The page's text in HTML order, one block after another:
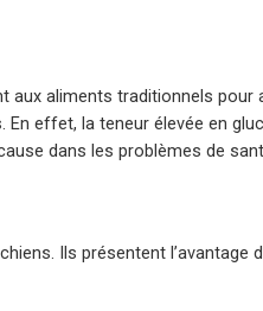
aliments traditionnels pour
effet, la teneur élevée en
dans les problèmes de
Ils présentent l’avantage